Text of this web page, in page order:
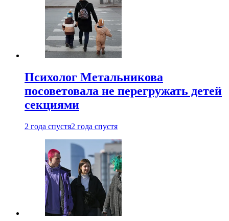
Психолог Метальникова
посоветовала не перегружать детей
секциями
2 года спустя2 года спустя